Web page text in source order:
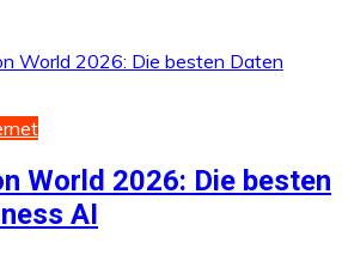
World 2026: Die besten
AI